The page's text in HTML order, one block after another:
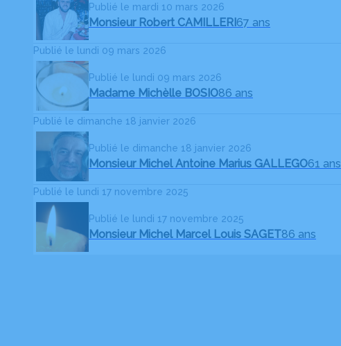
Publié le mardi 10 mars 2026
Monsieur Robert CAMILLERI 67 ans
Publié le lundi 09 mars 2026
Publié le lundi 09 mars 2026
Madame Michèlle BOSIO86 ans
Publié le dimanche 18 janvier 2026
Publié le dimanche 18 janvier 2026
Monsieur Michel Antoine Marius GALLEGO61 ans
Publié le lundi 17 novembre 2025
Publié le lundi 17 novembre 2025
Monsieur Michel Marcel Louis SAGET86 ans